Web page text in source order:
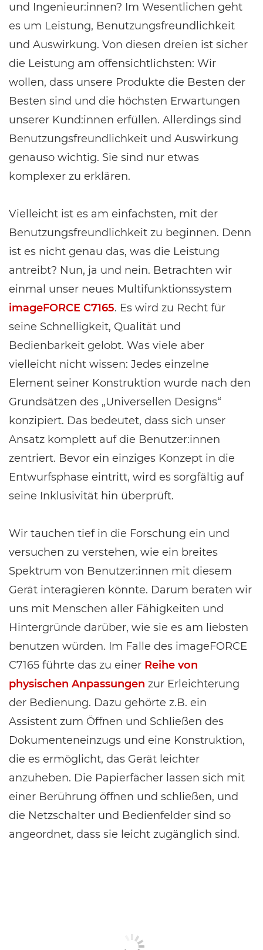
und Ingenieur:innen? Im Wesentlichen geht
es um Leistung, Benutzungsfreundlichkeit
und Auswirkung. Von diesen dreien ist sicher
die Leistung am offensichtlichsten: Wir
wollen, dass unsere Produkte die Besten der
Besten sind und die höchsten Erwartungen
unserer Kund:innen erfüllen. Allerdings sind
Benutzungsfreundlichkeit und Auswirkung
genauso wichtig. Sie sind nur etwas
komplexer zu erklären.
Vielleicht ist es am einfachsten, mit der
Benutzungsfreundlichkeit zu beginnen. Denn
ist es nicht genau das, was die Leistung
antreibt? Nun, ja und nein. Betrachten wir
einmal unser neues Multifunktionssystem
imageFORCE C7165. Es wird zu Recht für
seine Schnelligkeit, Qualität und
Bedienbarkeit gelobt. Was viele aber
vielleicht nicht wissen: Jedes einzelne
Element seiner Konstruktion wurde nach den
Grundsätzen des „Universellen Designs“
konzipiert. Das bedeutet, dass sich unser
Ansatz komplett auf die Benutzer:innen
zentriert. Bevor ein einziges Konzept in die
Entwurfsphase eintritt, wird es sorgfältig auf
seine Inklusivität hin überprüft.
Wir tauchen tief in die Forschung ein und
versuchen zu verstehen, wie ein breites
Spektrum von Benutzer:innen mit diesem
Gerät interagieren könnte. Darum beraten wir
uns mit Menschen aller Fähigkeiten und
Hintergründe darüber, wie sie es am liebsten
benutzen würden. Im Falle des imageFORCE
C7165 führte das zu einer Reihe von
physischen Anpassungen zur Erleichterung
der Bedienung. Dazu gehörte z.B. ein
Assistent zum Öffnen und Schließen des
Dokumenteneinzugs und eine Konstruktion,
die es ermöglicht, das Gerät leichter
anzuheben. Die Papierfächer lassen sich mit
einer Berührung öffnen und schließen, und
die Netzschalter und Bedienfelder sind so
angeordnet, dass sie leicht zugänglich sind.